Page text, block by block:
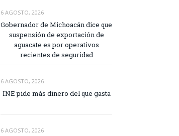
6 AGOSTO, 2026
Gobernador de Michoacán dice que
suspensión de exportación de
aguacate es por operativos
recientes de seguridad
6 AGOSTO, 2026
INE pide más dinero del que gasta
6 AGOSTO, 2026